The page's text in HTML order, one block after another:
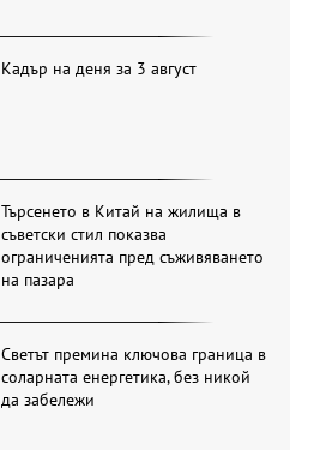
Кадър на деня за 3 август
Търсенето в Китай на жилища в
съветски стил показва
ограниченията пред съживяването
на пазара
Светът премина ключова граница в
соларната енергетика, без никой
да забележи